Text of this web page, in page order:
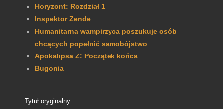
Horyzont: Rozdział 1
Inspektor Zende
Humanitarna wampirzyca poszukuje osób
chcących popełnić samobójstwo
Apokalipsa Z: Początek końca
Bugonia
Tytuł oryginalny